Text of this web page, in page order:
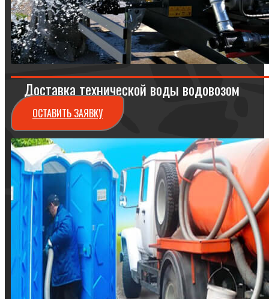
Доставка технической воды водовозом
ОСТАВИТЬ ЗАЯВКУ